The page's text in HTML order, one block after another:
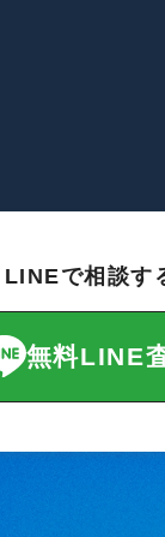
LINEで相談す
無料LINE